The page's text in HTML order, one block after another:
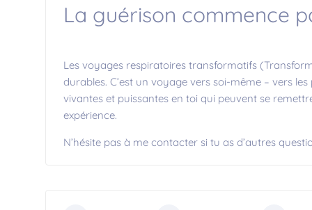
La guérison commence
Les voyages respiratoires transformatifs
durables. C’est un voyage vers soi-même – vers
vivantes et puissantes en toi qui peuvent se
expérience.
N’hésite pas à me contacter si tu as d’autres